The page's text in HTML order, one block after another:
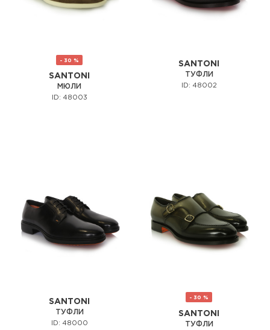
- 30 %
SANTONI
МЮЛИ
ID: 48003
SANTONI
ТУФЛИ
ID: 48002
SANTONI
ТУФЛИ
ID: 48000
- 30 %
SANTONI
ТУФЛИ